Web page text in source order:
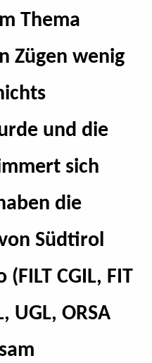
Thema
Zügen wenig
und die
sich
die
Südtirol
CGIL, FIT
UGL, ORSA